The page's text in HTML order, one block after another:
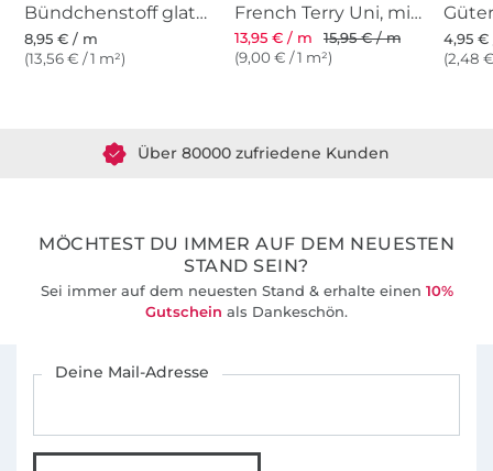
Bündchenstoff glatt, mittelgrün
8,95 € / m
(13,56 € / 1 m²)
French Terry Uni, mittelgrün
13,95 € / m
15,95 € / m
(9,00 € / 1 m²)
4,95 €
(2,48
Über 80000 zufriedene Kunden
MÖCHTEST DU IMMER AUF DEM NEUESTEN
STAND SEIN?
Sei immer auf dem neuesten Stand & erhalte einen 10%
Gutschein als Dankeschön.
Deine Mail-Adresse